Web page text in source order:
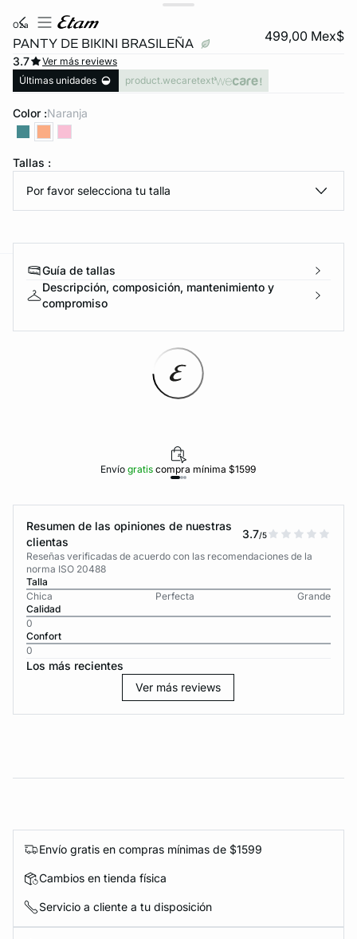
DE PANTIES
ahora
oza
PANTY DE BIKINI BRASILEÑA 499,00 Mex$
3.7
Ver más reviews
Últimas unidades
product.wecaretext
Color : naranja
Tallas :
Por favor selecciona tu talla
Guía de tallas
Descripción, composición, mantenimiento y
compromiso
Envíogratiscompra mínima $1599
Resumen de las opiniones de nuestras
clientas
3.7/5
Reseñas verificadas de acuerdo con las recomendaciones de la
norma ISO 20488
Talla
Chica
Perfecta
Grande
Calidad
0
Confort
0
Los más recientes
Ver más reviews
Envío gratis en compras mínimas de $1599
Cambios en tienda física
Servicio a cliente a tu disposición